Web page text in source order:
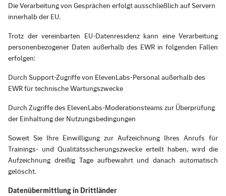
Die Verarbeitung von Gesprächen erfolgt ausschließlich auf Servern
innerhalb der EU.
Trotz der vereinbarten EU-Datenresidenz kann eine Verarbeitung
personenbezogener Daten außerhalb des EWR in folgenden Fällen
erfolgen:
Durch Support-Zugriffe von ElevenLabs-Personal außerhalb des
EWR für technische Wartungszwecke
Durch Zugriffe des ElevenLabs-Moderationsteams zur Überprüfung
der Einhaltung der Nutzungsbedingungen
Soweit Sie Ihre Einwilligung zur Aufzeichnung Ihres Anrufs für
Trainings- und Qualitätssicherungszwecke erteilt haben, wird die
Aufzeichnung dreißig Tage aufbewahrt und danach automatisch
gelöscht.
Datenübermittlung in Drittländer